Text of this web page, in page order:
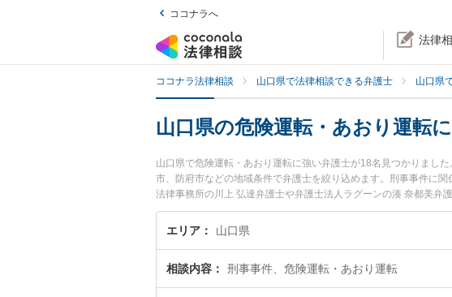
ココナラへ
法律
ココナラ法律相談 山口県で法律相談できる弁護士 山口県
山口県の危険運転・あおり運転
山口県で危険運転・あおり運転に強い弁護士が18名見つかりまし
市、防府市などの地域条件で弁護士を絞り込めます。刑事事件に
法律事務所の川上 弘達弁護士や弁護士法人ラグーンの湊 奈都美弁
目されています。『山口県で土日や夜間に発生した危険運転・あ
弁護士を検索したい』『初回相談無料で危険運転・あおり運転を
エリア 山口県
相談内容 刑事事件、危険運転・あおり運転